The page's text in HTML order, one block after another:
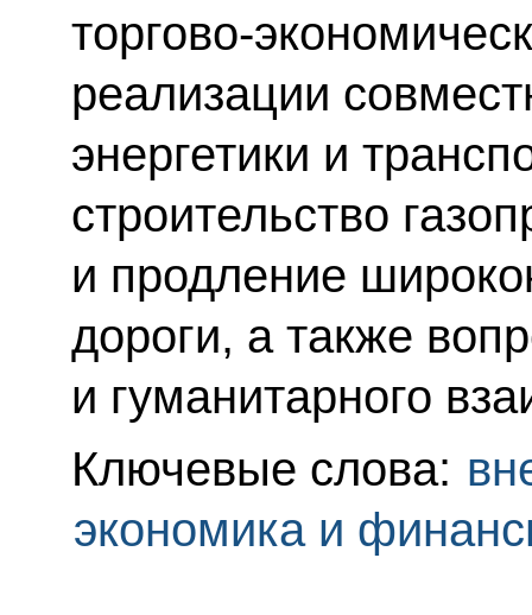
торгово-
реализации
энергетики и
строительство
и продление
дороги, а также
и гуманитарного
Ключевые слова:
экономика и